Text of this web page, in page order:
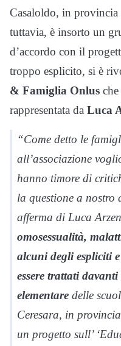
Casaloldo, in
tuttavia, è insorto un
d’accordo con il
troppo esplicito, si è
& Famiglia Onlus
rappresentata da Luca
“Come detto le
all’associazione
hanno timore di
la questione a nostro
afferma di Luca
omosessualità,
alcuni degli espliciti
essere trattati
elementare delle
Ceresara, in
un progetto sull’